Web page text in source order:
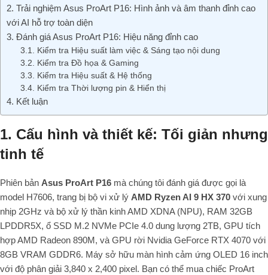
2. Trải nghiệm Asus ProArt P16: Hình ảnh và âm thanh đỉnh cao
với AI hỗ trợ toàn diện
3. Đánh giá Asus ProArt P16: Hiệu năng đỉnh cao
3.1. Kiểm tra Hiệu suất làm việc & Sáng tạo nội dung
3.2. Kiểm tra Đồ họa & Gaming
3.3. Kiểm tra Hiệu suất & Hệ thống
3.4. Kiểm tra Thời lượng pin & Hiển thị
4. Kết luận
1. Cấu hình và thiết kế: Tối giản nhưng
tinh tế
Phiên bản Asus ProArt P16 mà chúng tôi đánh giá được gọi là
model H7606, trang bị bộ vi xử lý AMD Ryzen AI 9 HX 370 với xung
nhịp 2GHz và bộ xử lý thần kinh AMD XDNA (NPU), RAM 32GB
LPDDR5X, ổ SSD M.2 NVMe PCIe 4.0 dung lượng 2TB, GPU tích
hợp AMD Radeon 890M, và GPU rời Nvidia GeForce RTX 4070 với
8GB VRAM GDDR6. Máy sở hữu màn hình cảm ứng OLED 16 inch
với độ phân giải 3,840 x 2,400 pixel. Bạn có thể mua chiếc ProArt